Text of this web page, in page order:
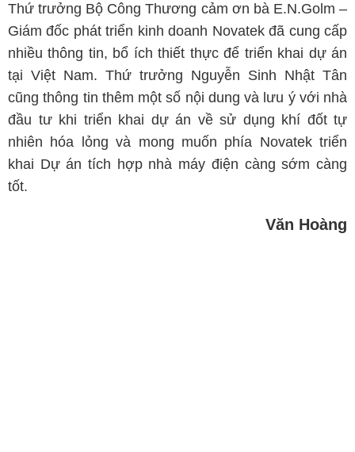
Thứ trưởng Bộ Công Thương cảm ơn bà E.N.Golm –
Giám đốc phát triển kinh doanh Novatek đã cung cấp
nhiều thông tin, bổ ích thiết thực để triển khai dự án
tại Việt Nam. Thứ trưởng Nguyễn Sinh Nhật Tân
cũng thông tin thêm một số nội dung và lưu ý với nhà
đầu tư khi triển khai dự án về sử dụng khí đốt tự
nhiên hóa lỏng và mong muốn phía Novatek triển
khai Dự án tích hợp nhà máy điện càng sớm càng
tốt.
Văn Hoàng